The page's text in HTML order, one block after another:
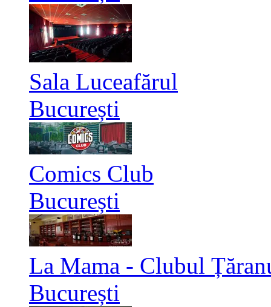
Sala Luceafărul
București
Comics Club
București
La Mama - Clubul
București